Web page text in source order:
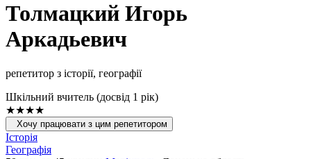
Толмацкий Игорь
Аркадьевич
репетитор з історії, географії
Шкільний вчитель (досвід 1 рік)
★★★★
Хочу працювати з цим репетитором
Історія
Географія